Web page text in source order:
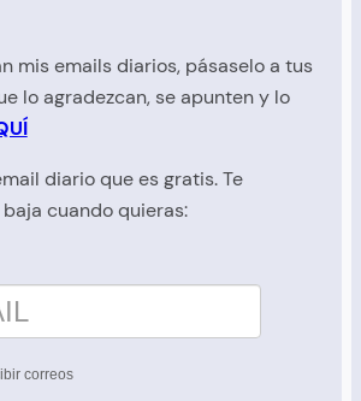
mis emails diarios, pásaselo a tus
lo agradezcan, se apunten y lo
diario que es gratis. Te
cuando quieras:
correos